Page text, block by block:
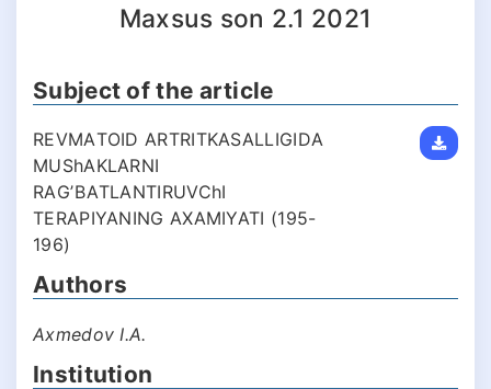
Maxsus son 2.1 2021
Subject of the article
REVMАTOID АRTRITKАSАLLIGIDА
MUShАKLАRNI
RАGʼBАTLАNTIRUVChI
TERАPIYANING АXАMIYATI (195-
196)
Authors
Аxmedov I.A.
Institution